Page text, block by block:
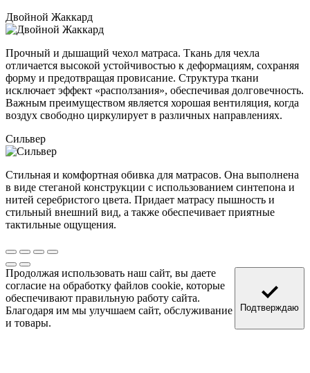
Двойной Жаккард
Прочный и дышащий чехол матраса. Ткань для чехла
отличается высокой устойчивостью к деформациям, сохраняя
форму и предотвращая провисание. Структура ткани
исключает эффект «расползания», обеспечивая долговечность.
Важным преимуществом является хорошая вентиляция, когда
воздух свободно циркулирует в различных направлениях.
Сильвер
Стильная и комфортная обивка для матрасов. Она выполнена
в виде стеганой конструкции с использованием синтепона и
нитей серебристого цвета. Придает матрасу пышность и
стильный внешний вид, а также обеспечивает приятные
тактильные ощущения.
Продолжая использовать наш сайт, вы даете
согласие на обработку файлов cookie, которые
обеспечивают правильную работу сайта.
Благодаря им мы улучшаем сайт, обслуживание
и товары.
Подтверждаю